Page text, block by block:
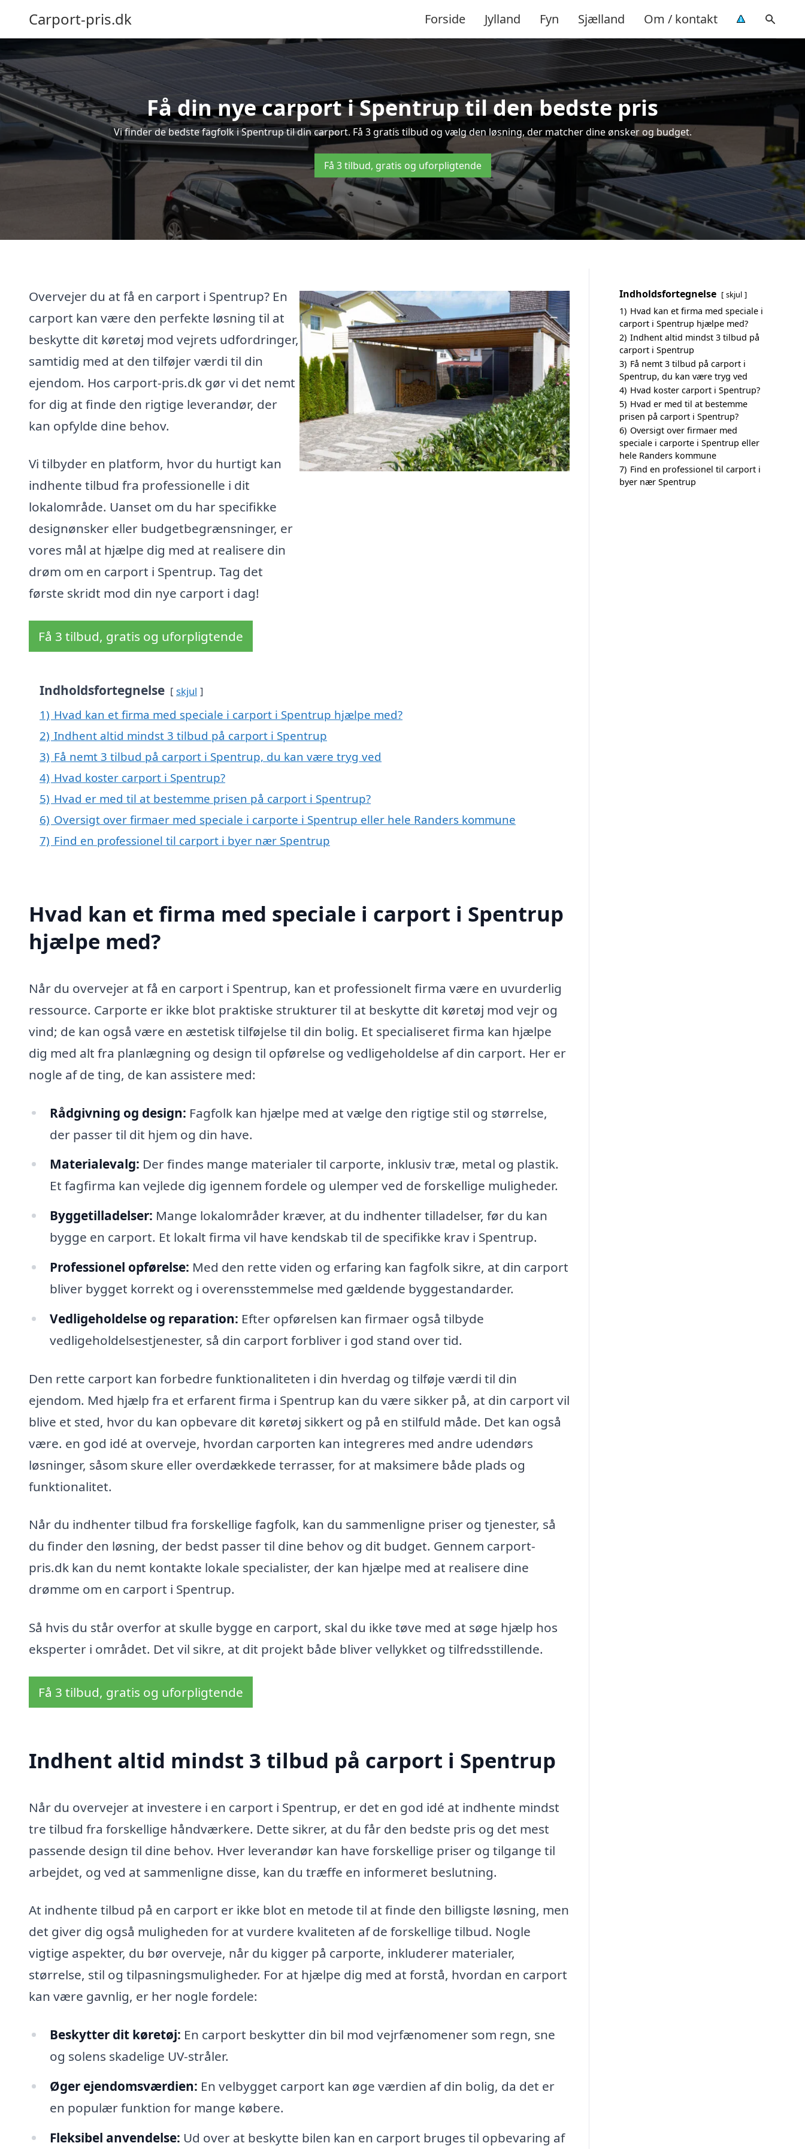
Carport-pris.dk Forside Jylland Fyn Sjælland Om / kontakt
Få din nye carport i Spentrup til den bedste pris
Vi finder de bedste fagfolk i Spentrup til din carport. Få 3 gratis tilbud og vælg den løsning, der matcher dine ønsker og budget.
Få 3 tilbud, gratis og uforpligtende
Overvejer du at få en carport i Spentrup? En
carport kan være den perfekte løsning til at
beskytte dit køretøj mod vejrets udfordringer,
samtidig med at den tilføjer værdi til din
ejendom. Hos carport-pris.dk gør vi det nemt
for dig at finde den rigtige leverandør, der
kan opfylde dine behov.
Vi tilbyder en platform, hvor du hurtigt kan
indhente tilbud fra professionelle i dit
lokalområde. Uanset om du har specifikke
designønsker eller budgetbegrænsninger, er
vores mål at hjælpe dig med at realisere din
drøm om en carport i Spentrup. Tag det
første skridt mod din nye carport i dag!
Få 3 tilbud, gratis og uforpligtende
Indholdsfortegnelse skjul
1) Hvad kan et firma med speciale i carport i Spentrup hjælpe med?
2) Indhent altid mindst 3 tilbud på carport i Spentrup
3) Få nemt 3 tilbud på carport i Spentrup, du kan være tryg ved
4) Hvad koster carport i Spentrup?
5) Hvad er med til at bestemme prisen på carport i Spentrup?
6) Oversigt over firmaer med speciale i carporte i Spentrup eller hele Randers kommune
7) Find en professionel til carport i byer nær Spentrup
Hvad kan et firma med speciale i carport i Spentrup
hjælpe med?
Når du overvejer at få en carport i Spentrup, kan et professionelt firma være en uvurderlig
ressource. Carporte er ikke blot praktiske strukturer til at beskytte dit køretøj mod vejr og
vind; de kan også være en æstetisk tilføjelse til din bolig. Et specialiseret firma kan hjælpe
dig med alt fra planlægning og design til opførelse og vedligeholdelse af din carport. Her er
nogle af de ting, de kan assistere med:
Rådgivning og design: Fagfolk kan hjælpe med at vælge den rigtige stil og størrelse,
der passer til dit hjem og din have.
Materialevalg: Der findes mange materialer til carporte, inklusiv træ, metal og plastik.
Et fagfirma kan vejlede dig igennem fordele og ulemper ved de forskellige muligheder.
Byggetilladelser: Mange lokalområder kræver, at du indhenter tilladelser, før du kan
bygge en carport. Et lokalt firma vil have kendskab til de specifikke krav i Spentrup.
Professionel opførelse: Med den rette viden og erfaring kan fagfolk sikre, at din carport
bliver bygget korrekt og i overensstemmelse med gældende byggestandarder.
Vedligeholdelse og reparation: Efter opførelsen kan firmaer også tilbyde
vedligeholdelsestjenester, så din carport forbliver i god stand over tid.
Den rette carport kan forbedre funktionaliteten i din hverdag og tilføje værdi til din
ejendom. Med hjælp fra et erfarent firma i Spentrup kan du være sikker på, at din carport vil
blive et sted, hvor du kan opbevare dit køretøj sikkert og på en stilfuld måde. Det kan også
være. en god idé at overveje, hvordan carporten kan integreres med andre udendørs
løsninger, såsom skure eller overdækkede terrasser, for at maksimere både plads og
funktionalitet.
Når du indhenter tilbud fra forskellige fagfolk, kan du sammenligne priser og tjenester, så
du finder den løsning, der bedst passer til dine behov og dit budget. Gennem carport-
pris.dk kan du nemt kontakte lokale specialister, der kan hjælpe med at realisere dine
drømme om en carport i Spentrup.
Så hvis du står overfor at skulle bygge en carport, skal du ikke tøve med at søge hjælp hos
eksperter i området. Det vil sikre, at dit projekt både bliver vellykket og tilfredsstillende.
Få 3 tilbud, gratis og uforpligtende
Indhent altid mindst 3 tilbud på carport i Spentrup
Når du overvejer at investere i en carport i Spentrup, er det en god idé at indhente mindst
tre tilbud fra forskellige håndværkere. Dette sikrer, at du får den bedste pris og det mest
passende design til dine behov. Hver leverandør kan have forskellige priser og tilgange til
arbejdet, og ved at sammenligne disse, kan du træffe en informeret beslutning.
At indhente tilbud på en carport er ikke blot en metode til at finde den billigste løsning, men
det giver dig også muligheden for at vurdere kvaliteten af de forskellige tilbud. Nogle
vigtige aspekter, du bør overveje, når du kigger på carporte, inkluderer materialer,
størrelse, stil og tilpasningsmuligheder. For at hjælpe dig med at forstå, hvordan en carport
kan være gavnlig, er her nogle fordele:
Beskytter dit køretøj: En carport beskytter din bil mod vejrfænomener som regn, sne
og solens skadelige UV-stråler.
Øger ejendomsværdien: En velbygget carport kan øge værdien af din bolig, da det er
en populær funktion for mange købere.
Fleksibel anvendelse: Ud over at beskytte bilen kan en carport bruges til opbevaring af
Indholdsfortegnelse skjul
1) Hvad kan et firma med speciale i
carport i Spentrup hjælpe med?
2) Indhent altid mindst 3 tilbud på
carport i Spentrup
3) Få nemt 3 tilbud på carport i
Spentrup, du kan være tryg ved
4) Hvad koster carport i Spentrup?
5) Hvad er med til at bestemme
prisen på carport i Spentrup?
6) Oversigt over firmaer med
speciale i carporte i Spentrup eller
hele Randers kommune
7) Find en professionel til carport i
byer nær Spentrup